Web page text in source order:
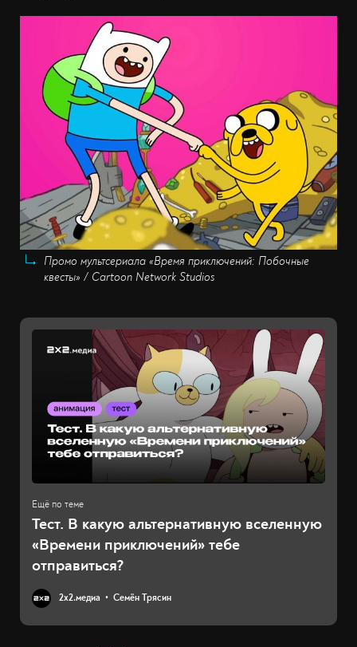
Промо мультсериала «Время приключений: Побочные
квесты» / Cartoon Network Studios
Тест. В какую альтернативную вселенную
«Времени приключений» тебе
отправиться?
2х2.медиа Семён Трясин